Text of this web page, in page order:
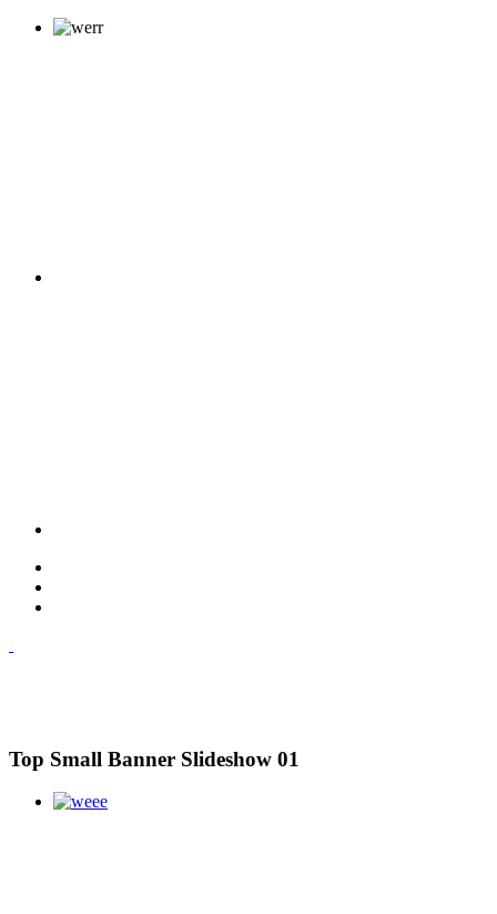
Top Small Banner Slideshow 01